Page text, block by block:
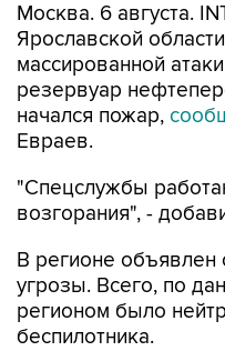
Москва. 6 августа.
Ярославской
массированной
резервуар
начался пожар,
Евраев.
"Спецслужбы
возгорания", -
В регионе объявлен
угрозы. Всего, по
регионом было
беспилотника.